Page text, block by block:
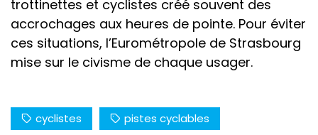
trottinettes et cyclistes créé souvent des
accrochages aux heures de pointe. Pour éviter
ces situations, l’Eurométropole de Strasbourg
mise sur le civisme de chaque usager.
cyclistes
pistes cyclables